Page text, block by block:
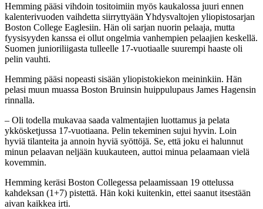
Hemming pääsi vihdoin tositoimiin myös kaukalossa juuri ennen
kalenterivuoden vaihdetta siirryttyään Yhdysvaltojen yliopistosarjan
Boston College Eaglesiin. Hän oli sarjan nuorin pelaaja, mutta
fyysisyyden kanssa ei ollut ongelmia vanhempien pelaajien keskellä.
Suomen junioriliigasta tulleelle 17-vuotiaalle suurempi haaste oli
pelin vauhti.
Hemming pääsi nopeasti sisään yliopistokiekon meininkiin. Hän
pelasi muun muassa Boston Bruinsin huippulupaus James Hagensin
rinnalla.
– Oli todella mukavaa saada valmentajien luottamus ja pelata
ykkösketjussa 17-vuotiaana. Pelin tekeminen sujui hyvin. Loin
hyviä tilanteita ja annoin hyviä syöttöjä. Se, että joku ei halunnut
minun pelaavan neljään kuukauteen, auttoi minua pelaamaan vielä
kovemmin.
Hemming keräsi Boston Collegessa pelaamissaan 19 ottelussa
kahdeksan (1+7) pistettä. Hän koki kuitenkin, ettei saanut itsestään
aivan kaikkea irti.